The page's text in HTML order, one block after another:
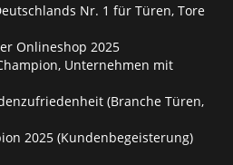
Nr. 1 für Türen, Tore
Onlineshop 2025
Unternehmen mit
(Branche Türen,
2025 (Kundenbegeisterung)